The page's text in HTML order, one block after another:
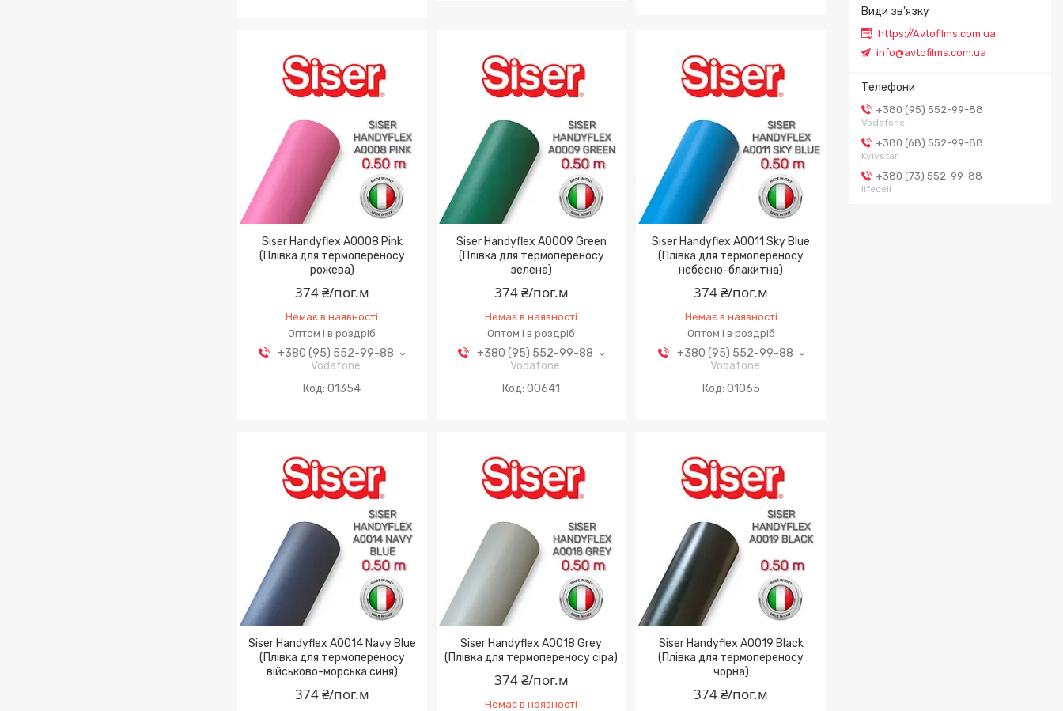
https://Avtofilms.com.ua
info@avtofilms.com.ua
+380 (95) 552-99-88
Vodafone
+380 (68) 552-99-88
Kyivstar
+380 (73) 552-99-88
lifecell
Siser Handyflex A0008 Pink
(Плівка для термопереносу
рожева)
374 ₴/пог.м
Немає в наявності
Оптом і в роздріб
+380 (95) 552-99-88
Vodafone
01354
Siser Handyflex A0009 Green
(Плівка для термопереносу
зелена)
374 ₴/пог.м
Немає в наявності
Оптом і в роздріб
+380 (95) 552-99-88
Vodafone
00641
Siser Handyflex A0011 Sky Blue
(Плівка для термопереносу
небесно-блакитна)
374 ₴/пог.м
Немає в наявності
Оптом і в роздріб
+380 (95) 552-99-88
Vodafone
01065
Siser Handyflex A0014 Navy Blue
(Плівка для термопереносу
військово-морська синя)
374 ₴/пог.м
Siser Handyflex A0018 Grey
(Плівка для термопереносу сіра)
374 ₴/пог.м
Немає в наявності
Siser Handyflex A0019 Black
(Плівка для термопереносу
чорна)
374 ₴/пог.м